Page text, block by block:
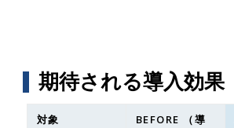
期待される導入効果
対象
BEFORE （導